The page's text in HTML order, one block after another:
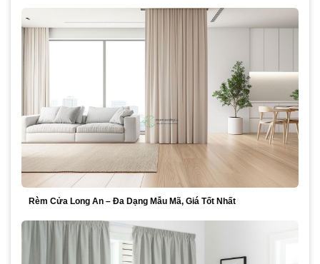
Rèm Cửa Long An – Đa Dạng Mẫu Mã, Giá Tốt Nhất